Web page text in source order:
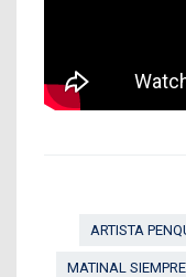
ARTISTA
MATINAL